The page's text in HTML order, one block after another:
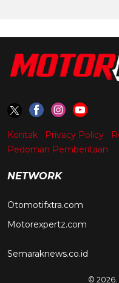
Kontak Privacy Policy
Pedoman Pemberitaan
NETWORK
Otomotifxtra.com
Motorexpertz.com
Semaraknews.co.id
© 2026.